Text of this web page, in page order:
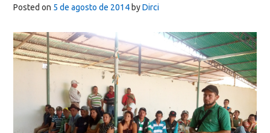
Posted on 5 de agosto de 2014 byDirci